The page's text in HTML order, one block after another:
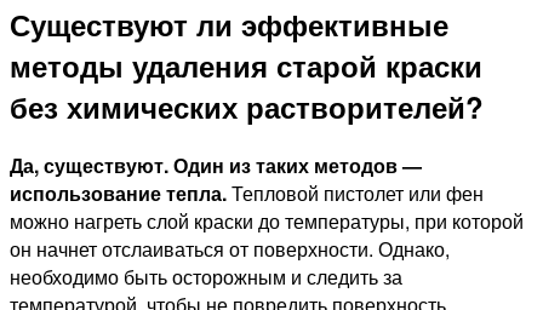
Существуют ли эффективные
методы удаления старой краски
без химических растворителей?
Да, существуют. Один из таких методов —
использование тепла.Тепловой пистолет или фен
можно нагреть слой краски до температуры, при которой
он начнет отслаиваться от поверхности. Однако,
необходимо быть осторожным и следить за
температурой, чтобы не повредить поверхность.